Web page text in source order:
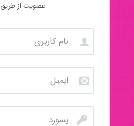
عضویت از